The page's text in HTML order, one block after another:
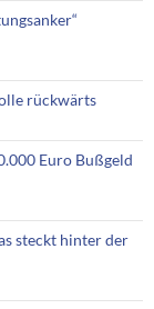
rückwärts
Euro Bußgeld
steckt hinter der